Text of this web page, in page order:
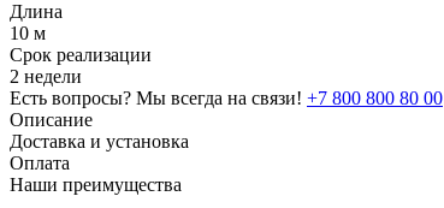
Длина
10 м
Срок реализации
2 недели
Есть вопросы? Мы всегда на связи! +7 800 800 80 00
Описание
Доставка и установка
Оплата
Наши преимущества